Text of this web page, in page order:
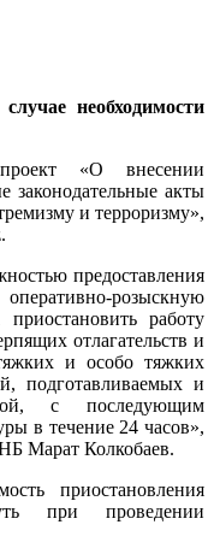
необходимости
«О внесении
законодательные акты
и терроризму»,
предоставления
розыскную
приостановить работу
отлагательств и
и особо тяжких
подготавливаемых и
с последующим
в течение 24 часов»,
Марат Колкобаев.
приостановления
при проведении